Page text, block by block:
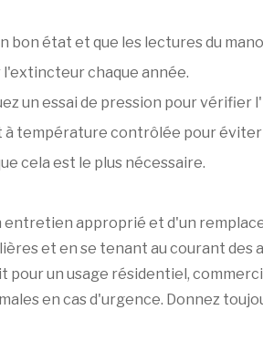
état et que les lectures du
chaque année.
un essai de pression pour
température contrôlée pour
cela est le plus nécessaire.
approprié et d'un
et en se tenant au courant des
un usage résidentiel,
en cas d'urgence. Donnez